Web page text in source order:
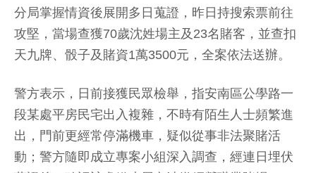
分局掌握情資後展開多日蒐證，昨日持搜索票前往
攻堅，當場查獲70歲沈姓場主及23名賭客，並查扣
天九牌、骰子及賭資1萬3500元，全案依法送辦。
警方表示，日前接獲民眾檢舉，指安南區公學路一
段某處平房民宅出入複雜，不時有陌生人士頻繁進
出，門前更經常停滿機車，疑似從事非法聚賭活
動；警方隨即成立專案小組深入調查，經連日埋伏